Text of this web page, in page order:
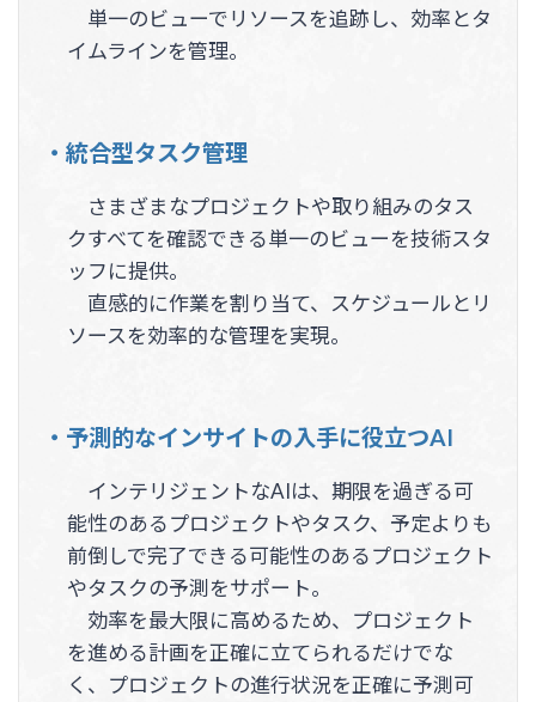
単一のビューでリソースを追跡し、効率とタ
イムラインを管理。
・統合型タスク管理
さまざまなプロジェクトや取り組みのタス
クすべてを確認できる単一のビューを技術スタ
ッフに提供。
直感的に作業を割り当て、スケジュールとリ
ソースを効率的な管理を実現。
・予測的なインサイトの入手に役立つAI
インテリジェントなAIは、期限を過ぎる可
能性のあるプロジェクトやタスク、予定よりも
前倒しで完了できる可能性のあるプロジェクト
やタスクの予測をサポート。
効率を最大限に高めるため、プロジェクト
を進める計画を正確に立てられるだけでな
く、プロジェクトの進行状況を正確に予測可